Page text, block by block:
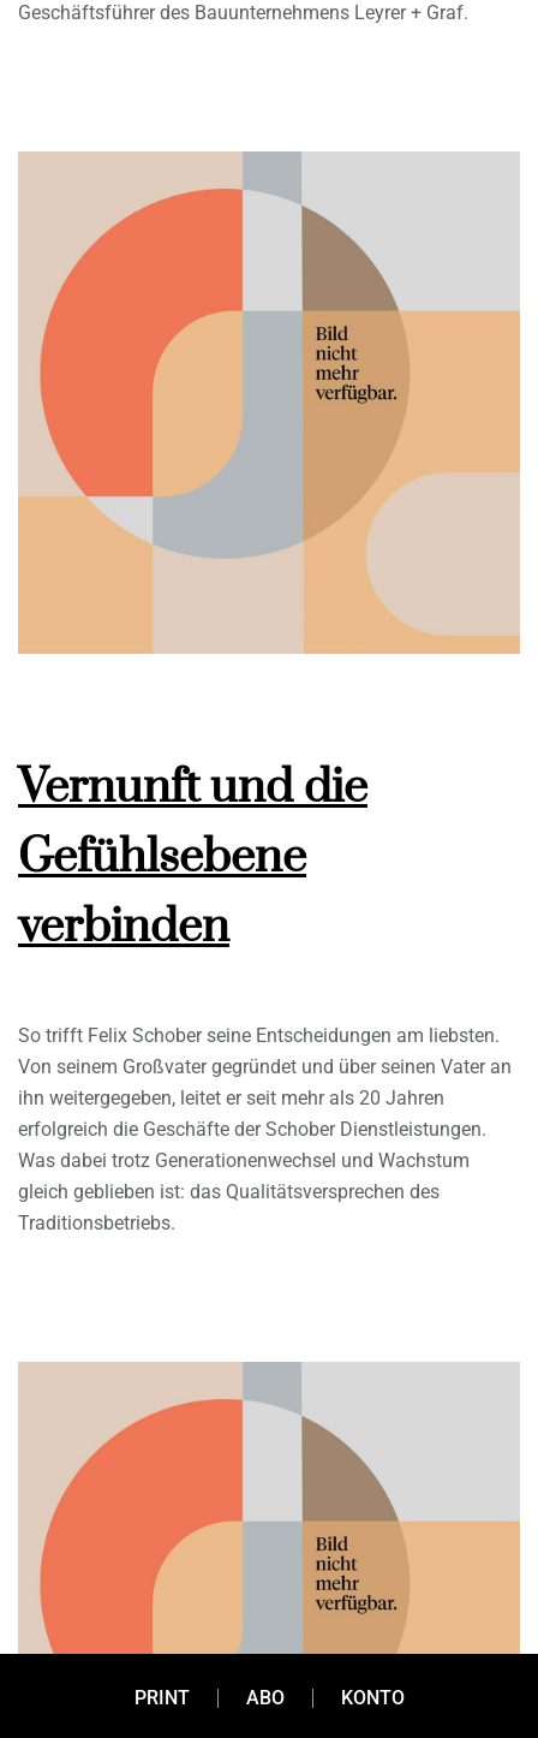
Geschäftsführer des Bauunternehmens Leyrer + Graf.
Vernunft und die
Gefühlsebene
verbinden
So trifft Felix Schober seine Entscheidungen am liebsten.
Von seinem Großvater gegründet und über seinen Vater an
ihn weitergegeben, leitet er seit mehr als 20 Jahren
erfolgreich die Geschäfte der Schober Dienstleistungen.
Was dabei trotz Generationenwechsel und Wachstum
gleich geblieben ist: das Qualitätsversprechen des
Traditionsbetriebs.
PRINT ABO KONTO